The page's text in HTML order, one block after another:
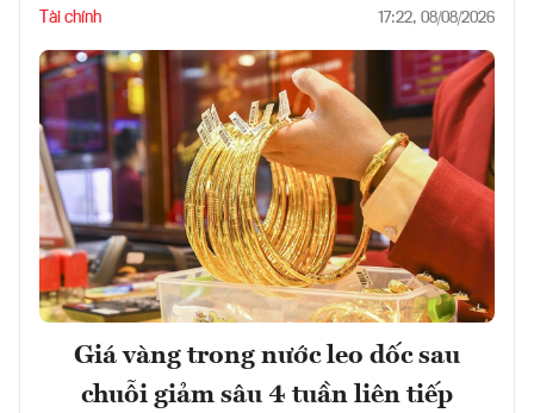
Tài chính 17:22, 08/08/2026
Giá vàng trong nước leo dốc sau
chuỗi giảm sâu 4 tuần liên tiếp